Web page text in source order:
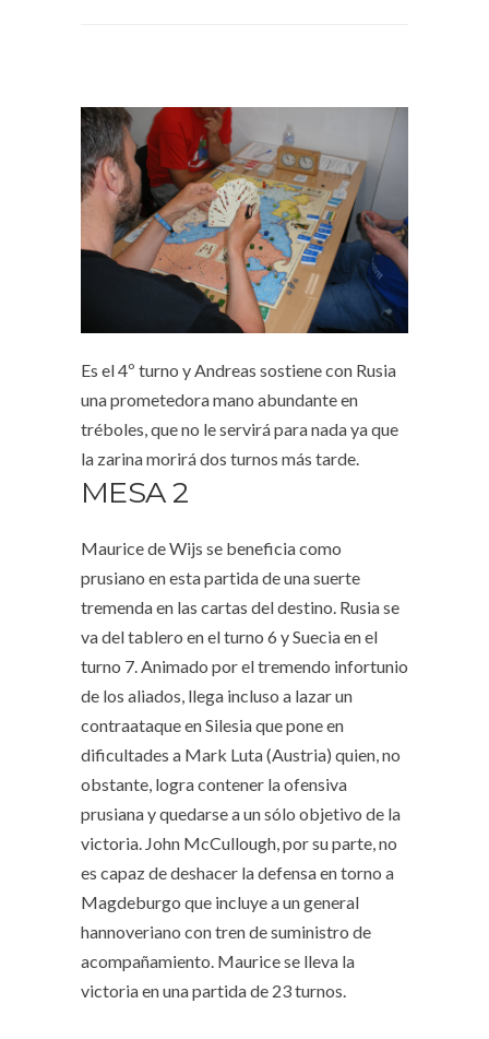
Es el 4º turno y Andreas sostiene con Rusia
una prometedora mano abundante en
tréboles, que no le servirá para nada ya que
la zarina morirá dos turnos más tarde.
MESA 2
Maurice de Wijs se beneficia como
prusiano en esta partida de una suerte
tremenda en las cartas del destino. Rusia se
va del tablero en el turno 6 y Suecia en el
turno 7. Animado por el tremendo infortunio
de los aliados, llega incluso a lazar un
contraataque en Silesia que pone en
dificultades a Mark Luta (Austria) quien, no
obstante, logra contener la ofensiva
prusiana y quedarse a un sólo objetivo de la
victoria. John McCullough, por su parte, no
es capaz de deshacer la defensa en torno a
Magdeburgo que incluye a un general
hannoveriano con tren de suministro de
acompañamiento. Maurice se lleva la
victoria en una partida de 23 turnos.